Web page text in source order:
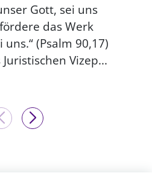
Gott, sei uns
das Werk
(Psalm 90,17)
Vizep...